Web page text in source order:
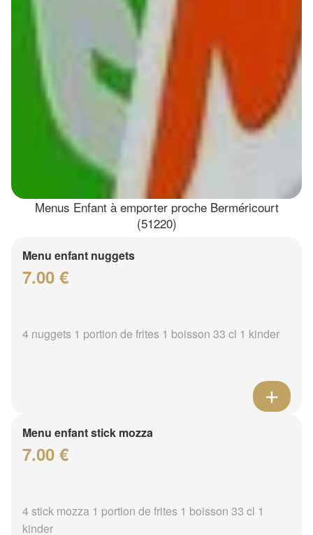
Menus Enfant à emporter proche Berméricourt
(51220)
Menu enfant nuggets
7.00 €
4 nuggets 1 portion de frites 1 boisson 33 cl 1 kinder
Menu enfant stick mozza
7.00 €
4 stick mozza 1 portion de frites 1 boisson 33 cl 1
kinder